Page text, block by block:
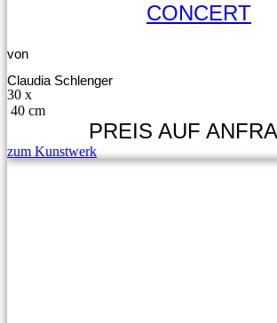
CONCERT
von
Claudia Schlenger
30 x
40 cm
PREIS AUF
zum Kunstwerk